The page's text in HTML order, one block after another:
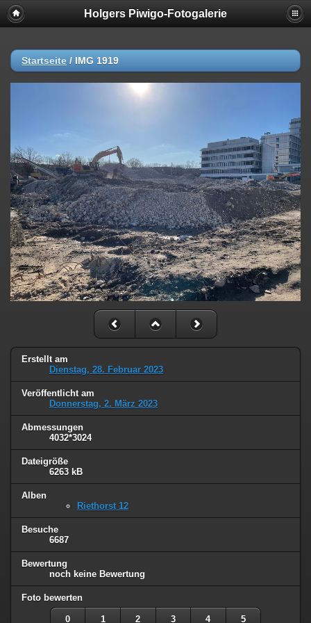
Holgers Piwigo-Fotogalerie
Startseite / IMG 1919
Erstellt am
Dienstag, 28. Februar 2023
Veröffentlicht am
Donnerstag, 2. März 2023
Abmessungen
4032*3024
Dateigröße
6263 kB
Alben
Riethorst 12
Besuche
6687
Bewertung
noch keine Bewertung
Foto bewerten
0 1 2 3 4 5